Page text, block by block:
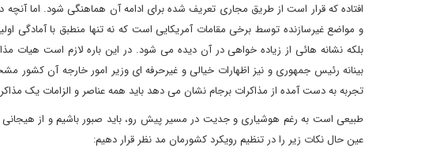
افتاده که قرار است از طریق مجاری تعریف شده برای ادامه آن هماهنگی شود. اما
و مواضع غیرسازنده توسط برخی مقامات آمریکایی است که نه تنها منطبق با آمادگی
بلکه نشانه هائی از زیاده خواهی در آن دیده می شود. در این باره لازم است هیات
بینانه رئیس جمهوری و نیز اظهارات خیالی و غیرحرفه ای وزیر امور خارجه آن
تجربه به دست آمده از مذاکرات برجام نشان می دهد باید همه عناصر و الزامات یک
طبیعی است به رغم هوشیاری و جدیت در مسیر پیش رو، باید صبور باشیم و از
عین حال نکات زیر را در تنظیم رویکرد کشورمان مد نظر قرار دهیم: